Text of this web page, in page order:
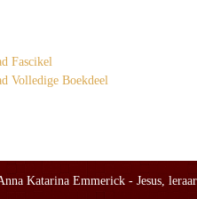
Fascikel
Volledige Boekdeel
Katarina Emmerick - Jesus,